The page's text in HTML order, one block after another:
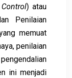
) atau
Penilaian
memuat
penilaian
ini menjadi